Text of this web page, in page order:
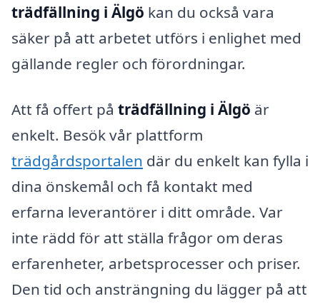
trädfällning i Älgö kan du också vara
säker på att arbetet utförs i enlighet med
gällande regler och förordningar.
Att få offert på trädfällning i Älgö är
enkelt. Besök vår plattform
trädgårdsportalen där du enkelt kan fylla i
dina önskemål och få kontakt med
erfarna leverantörer i ditt område. Var
inte rädd för att ställa frågor om deras
erfarenheter, arbetsprocesser och priser.
Den tid och ansträngning du lägger på att